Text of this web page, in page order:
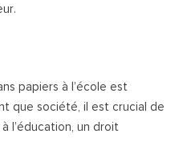
papiers à l’école est
que société, il est crucial de
l’éducation, un droit